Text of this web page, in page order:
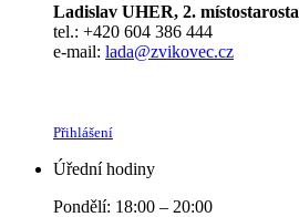
Ladislav UHER, 2. místostarosta
tel.: +420 604 386 444
e-mail: lada@zvikovec.cz
Přihlášení
Úřední hodiny
Pondělí: 18:00 – 20:00